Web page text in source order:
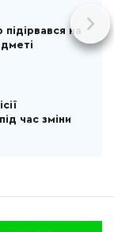
на
час зміни